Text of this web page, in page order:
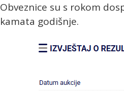
Obveznice su s rokom
kamata godišnje.